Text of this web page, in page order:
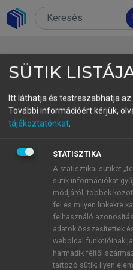
7.2. Strukturális
felvételnél: a
összetétele
Aligha kell
csiszolódás lehetőségei
attól, mennyire sokszínű
a felvételi során
esélyt igyekszünk
megfontolások inkább a
SÜTIK
Itt láthatja és testreszabhatja
További információért kérjük,
tájékoztatónkat.
STATISZTIKA
A statisztikai sütiket
sütik információkat
módjáról, többek
fel és milyen linkekre
felhasználó
adatok összesítettek
weboldal funkcióinak
harmadik féltől
tartozó sütik; ilyen